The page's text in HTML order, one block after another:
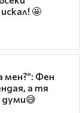
🤩
мен?“: Фен
а тя